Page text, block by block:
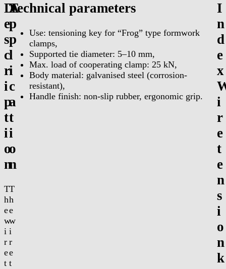
D
e
s
c
r
i
p
t
i
o
n
T
h
e
w
i
r
e
t
A
p
p
l
i
c
a
t
i
o
n
T
h
e
w
i
r
e
t
Technical parameters
Use: tensioning key for “Frog” type formwork
clamps,
Supported tie diameter: 5–10 mm,
Max. load of cooperating clamp: 25 kN,
Body material: galvanised steel (corrosion-
resistant),
Handle finish: non-slip rubber, ergonomic grip.
I
n
d
e
x
i
r
e
t
e
n
s
i
o
n
k